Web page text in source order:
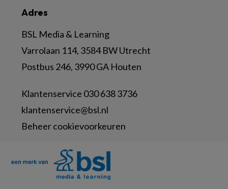
Adres
BSL Media & Learning
Varrolaan 114, 3584 BW Utrecht
Postbus 246, 3990 GA Houten
Klantenservice 030 638 3736
klantenservice@bsl.nl
Beheer cookievoorkeuren